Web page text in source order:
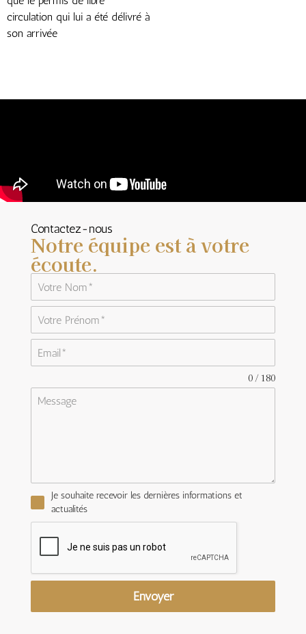
circulation qui lui a été délivré à
son arrivée
Contactez-nous
Notre équipe est à votre
écoute.
0 / 180
Je souhaite recevoir les dernières informations et
actualités
Envoyer